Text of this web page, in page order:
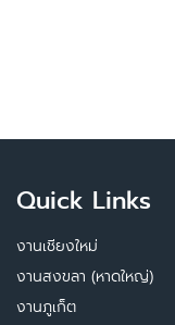
Quick Links
งานเชียงใหม่
งานสงขลา (หาดใหญ่)
งานภูเก็ต